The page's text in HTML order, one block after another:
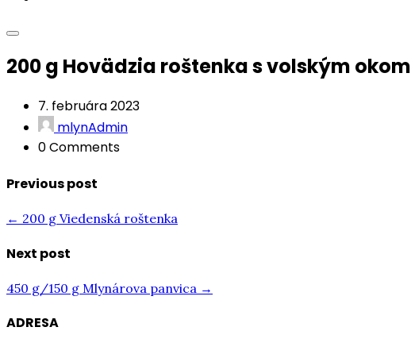
200 g Hovädzia roštenka s volským okom
7. februára 2023
mlynAdmin
0 Comments
Previous post
← 200 g Viedenská roštenka
Next post
450 g/150 g Mlynárova panvica →
ADRESA